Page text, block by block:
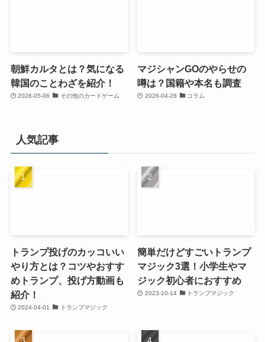
朝鮮カルタとは？気になる
韓国のことわざを紹介！
2026-05-06 その他のカードゲーム
マジシャンGOのやらせの
噂は？国籍や本名も調査
2026-04-28 コラム
人気記事
トランプ投げのカッコいい
やり方とは？コツやおすす
めトランプ、投げ方動画も
紹介！
2024-04-01 トランプマジック
簡単だけどすごいトランプ
マジック3選！小学生やマ
ジック初心者におすすめ
2023-10-14 トランプマジック